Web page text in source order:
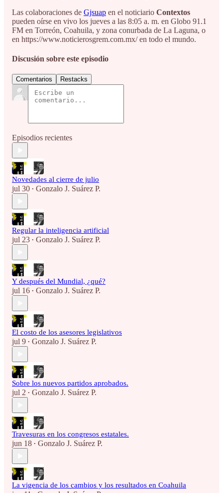
Las colaboraciones de Gjsuap en el noticiario Contextos
pueden oírse en vivo los jueves a las 8:05 a. m. en Globo 91.1
FM en Torreón, Coahuila, y zona conurbada de La Laguna, o
en https://www.noticierosgrem.com.mx/ en todo el mundo.
Discusión sobre este episodio
Comentarios Restacks
Episodios recientes
Novedades al cierre de julio
jul 30 • Gonzalo J. Suárez P.
Regular la inteligencia artificial
jul 23 • Gonzalo J. Suárez P.
Y después del Mundial, ¿qué?
jul 16 • Gonzalo J. Suárez P.
El costo de los asesores legislativos
jul 9 • Gonzalo J. Suárez P.
Sobre los nuevos partidos aprobados.
jul 2 • Gonzalo J. Suárez P.
Travesuras en los congresos estatales.
jun 18 • Gonzalo J. Suárez P.
La vigencia de los cambios y los resultados en Coahuila